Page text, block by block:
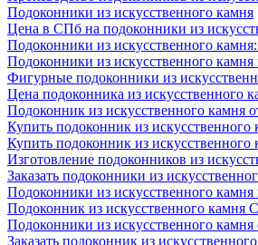
Подоконники из искусственного камня
Цена в СПб на подоконники из
Подоконники из искусственного
Подоконники из искусственного
Фигурные подоконники из
Цена подоконника из искусственного
Подоконник из искусственного камня
Купить подоконник из искусственного
Купить подоконник из
Изготовление подоконников из
Заказать подоконники из
Подоконники из искусственного камня
Подоконник из искусственного камня
Подоконники из искусственного камня
Заказать подоконник из